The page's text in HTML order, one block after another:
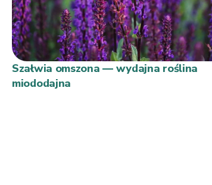
Szałwia omszona — wydajna roślina
miododajna